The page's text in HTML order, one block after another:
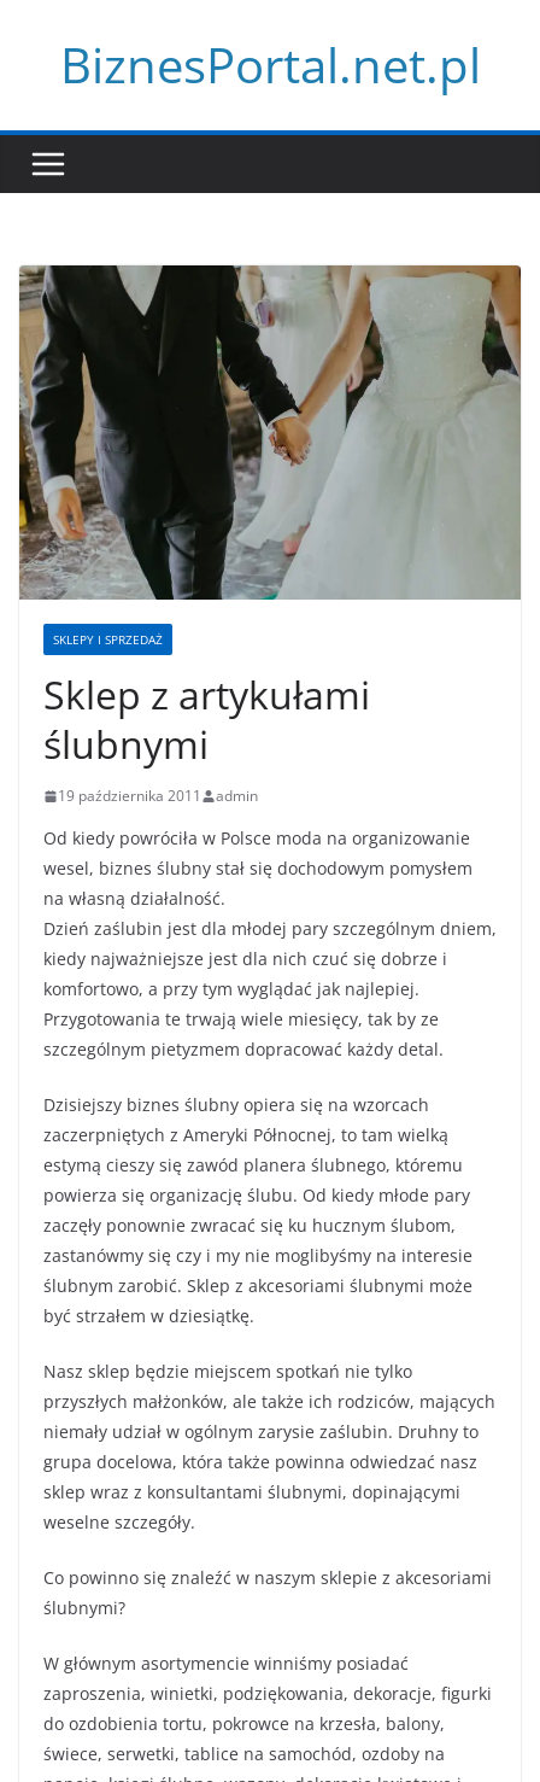
BiznesPortal.net.pl
SKLEPY I SPRZEDAŻ
Sklep z artykułami
ślubnymi
19 października 2011 admin
Od kiedy powróciła w Polsce moda na organizowanie
wesel, biznes ślubny stał się dochodowym pomysłem
na własną działalność.
Dzień zaślubin jest dla młodej pary szczególnym dniem,
kiedy najważniejsze jest dla nich czuć się dobrze i
komfortowo, a przy tym wyglądać jak najlepiej.
Przygotowania te trwają wiele miesięcy, tak by ze
szczególnym pietyzmem dopracować każdy detal.
Dzisiejszy biznes ślubny opiera się na wzorcach
zaczerpniętych z Ameryki Północnej, to tam wielką
estymą cieszy się zawód planera ślubnego, któremu
powierza się organizację ślubu. Od kiedy młode pary
zaczęły ponownie zwracać się ku hucznym ślubom,
zastanówmy się czy i my nie moglibyśmy na interesie
ślubnym zarobić. Sklep z akcesoriami ślubnymi może
być strzałem w dziesiątkę.
Nasz sklep będzie miejscem spotkań nie tylko
przyszłych małżonków, ale także ich rodziców, mających
niemały udział w ogólnym zarysie zaślubin. Druhny to
grupa docelowa, która także powinna odwiedzać nasz
sklep wraz z konsultantami ślubnymi, dopinającymi
weselne szczegóły.
Co powinno się znaleźć w naszym sklepie z akcesoriami
ślubnymi?
W głównym asortymencie winniśmy posiadać
zaproszenia, winietki, podziękowania, dekoracje, figurki
do ozdobienia tortu, pokrowce na krzesła, balony,
świece, serwetki, tablice na samochód, ozdoby na